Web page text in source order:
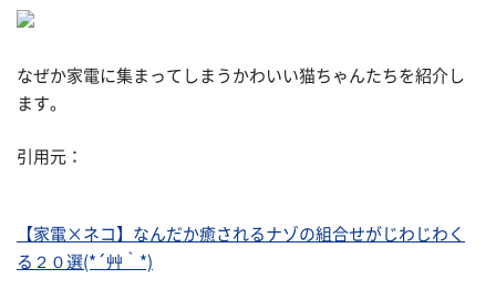
なぜか家電に集まってしまうかわいい猫ちゃんたちを紹介し
ます。
引用元：
【家電×ネコ】なんだか癒されるナゾの組合せがじわじわく
る２０選(*´艸｀*)